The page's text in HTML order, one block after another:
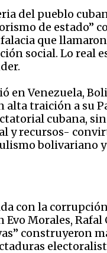
del pueblo
de estado”
que
social. Lo real
en Venezuela,
traición a su
cubana,
y recursos-
bolivariano
con la
Morales,
construyeron